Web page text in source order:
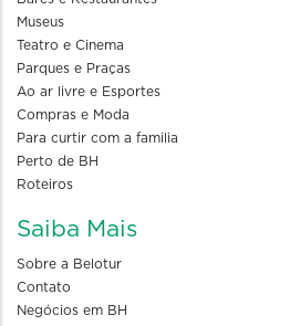
Museus
Teatro e Cinema
Parques e Praças
Ao ar livre e Esportes
Compras e Moda
Para curtir com a familia
Perto de BH
Roteiros
Saiba Mais
Sobre a Belotur
Contato
Negócios em BH